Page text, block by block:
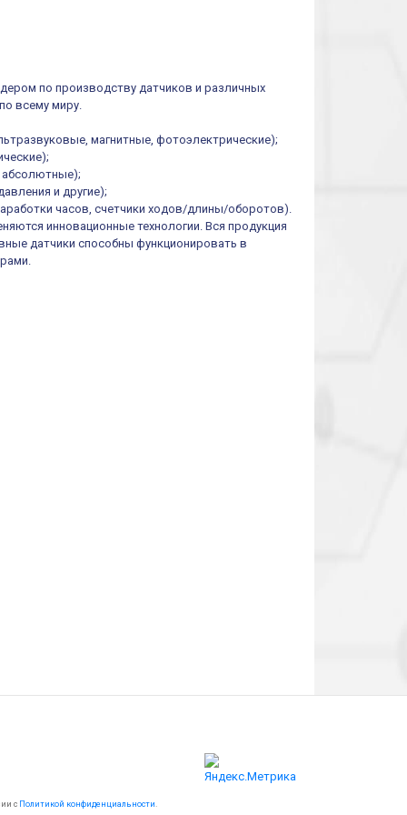
по производству датчиков и различных
всему миру.
магнитные, фотоэлектрические);
абсолютные);
и другие);
часов, счетчики ходов/длины/оборотов).
инновационные технологии. Вся продукция
датчики способны функционировать в
с Политикой конфиденциальности.